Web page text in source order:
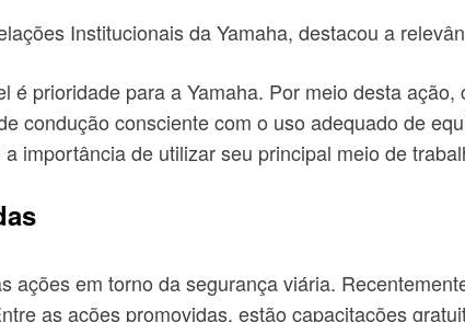
Institucionais da Yamaha, destacou a
é prioridade para a Yamaha. Por meio desta
condução consciente com o uso adequado de
importância de utilizar seu principal meio de
ações em torno da segurança viária.
as ações promovidas, estão capacitações